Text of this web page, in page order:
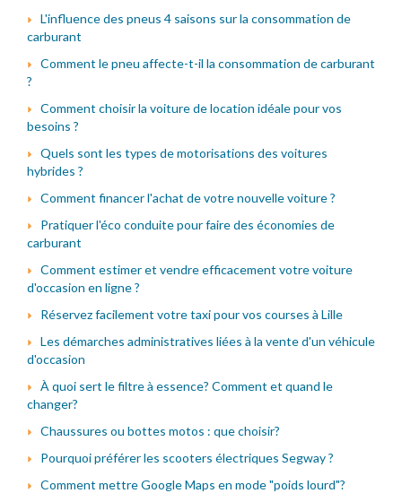
L'influence des pneus 4 saisons sur la consommation de
carburant
Comment le pneu affecte-t-il la consommation de carburant
?
Comment choisir la voiture de location idéale pour vos
besoins ?
Quels sont les types de motorisations des voitures
hybrides ?
Comment financer l'achat de votre nouvelle voiture ?
Pratiquer l'éco conduite pour faire des économies de
carburant
Comment estimer et vendre efficacement votre voiture
d'occasion en ligne ?
Réservez facilement votre taxi pour vos courses à Lille
Les démarches administratives liées à la vente d'un véhicule
d'occasion
À quoi sert le filtre à essence? Comment et quand le
changer?
Chaussures ou bottes motos : que choisir?
Pourquoi préférer les scooters électriques Segway ?
Comment mettre Google Maps en mode "poids lourd"?